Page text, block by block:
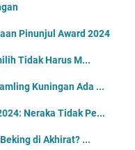
Pinunjul Award 2024
Tidak Harus M...
Kuningan Ada ...
Neraka Tidak Pe...
di Akhirat? ...